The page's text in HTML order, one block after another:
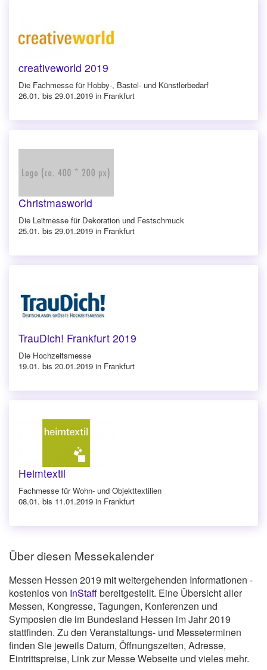
creativeworld 2019
Die Fachmesse für Hobby-, Bastel- und Künstlerbedarf
26.01. bis 29.01.2019 in Frankfurt
Christmasworld
Die Leitmesse für Dekoration und Festschmuck
25.01. bis 29.01.2019 in Frankfurt
TrauDich! Frankfurt 2019
Die Hochzeitsmesse
19.01. bis 20.01.2019 in Frankfurt
Heimtextil
Fachmesse für Wohn- und Objekttextilien
08.01. bis 11.01.2019 in Frankfurt
Über diesen Messekalender
Messen Hessen 2019 mit weitergehenden Informationen -
kostenlos von InStaffbereitgestellt. Eine Übersicht aller
Messen, Kongresse, Tagungen, Konferenzen und
Symposien die im Bundesland Hessen im Jahr 2019
stattfinden. Zu den Veranstaltungs- und Messeterminen
finden Sie jeweils Datum, Öffnungszeiten, Adresse,
Eintrittspreise, Link zur Messe Webseite und vieles mehr.